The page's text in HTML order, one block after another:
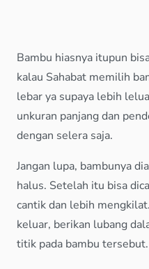
Bambu hiasnya itupun
kalau Sahabat memilih
lebar ya supaya lebih
unkuran panjang dan
dengan selera saja.
Jangan lupa, bambunya
halus. Setelah itu bisa
cantik dan lebih
keluar, berikan lubang
titik pada bambu tersebut.